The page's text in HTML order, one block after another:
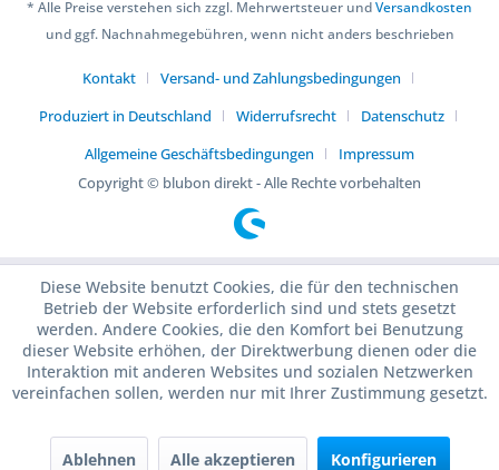
* Alle Preise verstehen sich zzgl. Mehrwertsteuer undVersandkosten
und ggf. Nachnahmegebühren, wenn nicht anders beschrieben
Kontakt
Versand- und Zahlungsbedingungen
Produziert in Deutschland
Widerrufsrecht
Datenschutz
Allgemeine Geschäftsbedingungen
Impressum
Copyright © blubon direkt - Alle Rechte vorbehalten
Diese Website benutzt Cookies, die für den technischen
Betrieb der Website erforderlich sind und stets gesetzt
werden. Andere Cookies, die den Komfort bei Benutzung
dieser Website erhöhen, der Direktwerbung dienen oder die
Interaktion mit anderen Websites und sozialen Netzwerken
vereinfachen sollen, werden nur mit Ihrer Zustimmung gesetzt.
Ablehnen Alle akzeptieren Konfigurieren